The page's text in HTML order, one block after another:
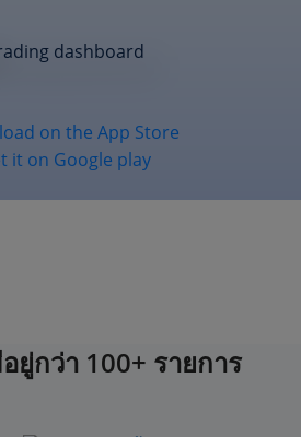
ยู่กว่า 100+ รายการ